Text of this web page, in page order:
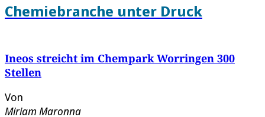
Chemiebranche unter Druck
Ineos streicht im Chempark Worringen 300
Stellen
Von
Miriam Maronna